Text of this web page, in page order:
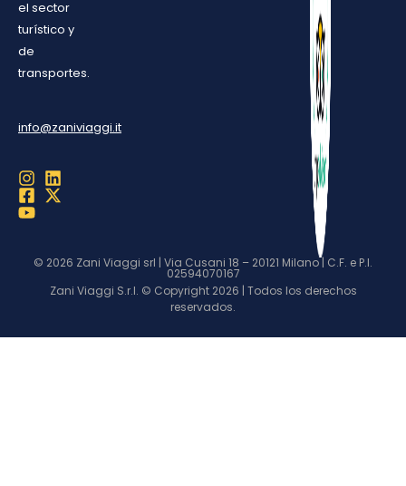
el sector
turístico y
de
transportes.
info@zaniviaggi.it
© 2026 Zani Viaggi srl | Via Cusani 18 – 20121 Milano | C.F. e P.I.
02594070167
Zani Viaggi S.r.l. © Copyright 2026 | Todos los derechos
reservados.